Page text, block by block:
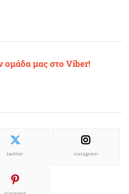
ομάδα μας στο Viber!
twitter instagram